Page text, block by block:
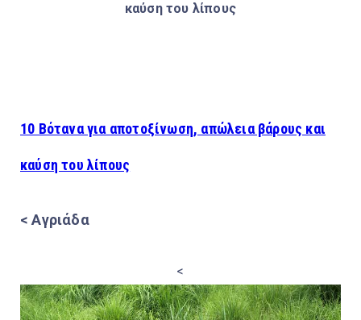
καύση του λίπους
10 Βότανα για αποτοξίνωση, απώλεια βάρους και
καύση του λίπους
< Αγριάδα
<